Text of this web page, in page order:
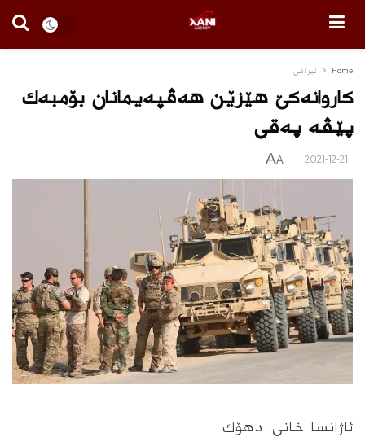
Home ئیراقی
كاروانه‌كێ هێزێن هه‌ڤپه‌یمانان بۆمبه‌ك
پێڤه‌ په‌قی
2021-12-21
A
A
ئاژانسا خانی: دهۆك